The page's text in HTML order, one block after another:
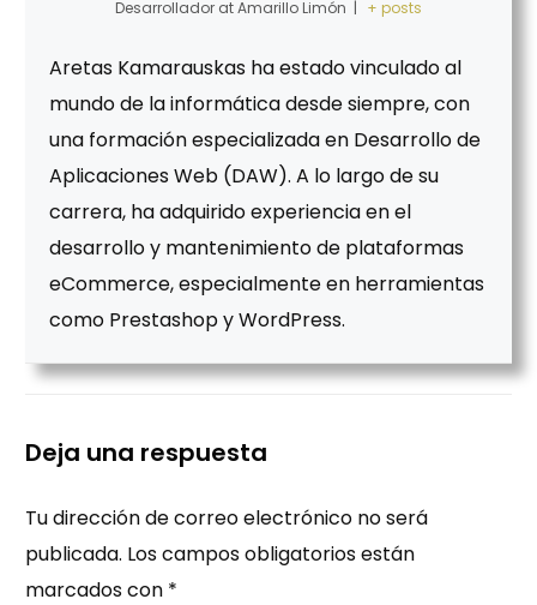
Desarrollador atAmarillo Limón | + posts
Aretas Kamarauskas ha estado vinculado al
mundo de la informática desde siempre, con
una formación especializada en Desarrollo de
Aplicaciones Web (DAW). A lo largo de su
carrera, ha adquirido experiencia en el
desarrollo y mantenimiento de plataformas
eCommerce, especialmente en herramientas
como Prestashop y WordPress.
Deja una respuesta
Tu dirección de correo electrónico no será
publicada. Los campos obligatorios están
marcados con *